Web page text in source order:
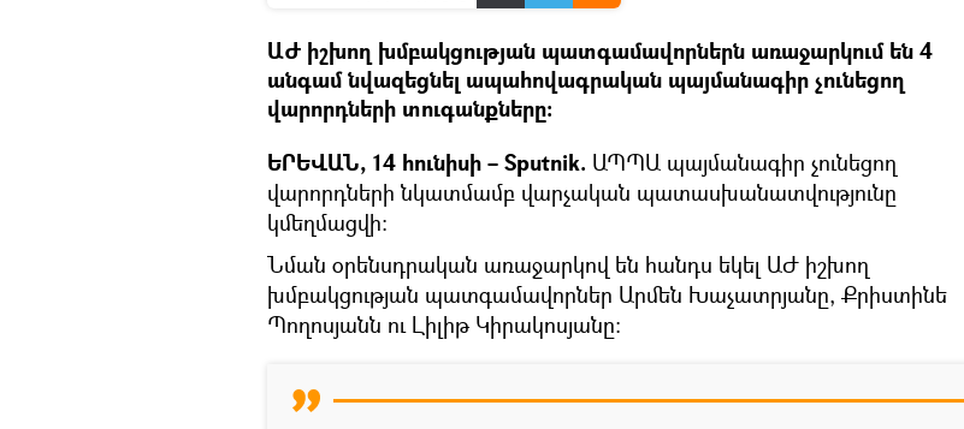
ԱԺ իշխող խմբակցության պատգամավորներն առաջարկում են 4
անգամ նվազեցնել ապահովագրական պայմանագիր չունեցող
վարորդների տուգանքները։
ԵՐԵՎԱՆ, 14 հունիսի – Sputnik. ԱՊՊԱ պայմանագիր չունեցող
վարորդների նկատմամբ վարչական պատասխանատվությունը
կմեղմացվի։
Նման օրենսդրական առաջարկով են հանդս եկել ԱԺ իշխող
խմբակցության պատգամավորներ Արմեն Խաչատրյանը, Քրիստինե
Պողոսյանն ու Լիլիթ Կիրակոսյանը։